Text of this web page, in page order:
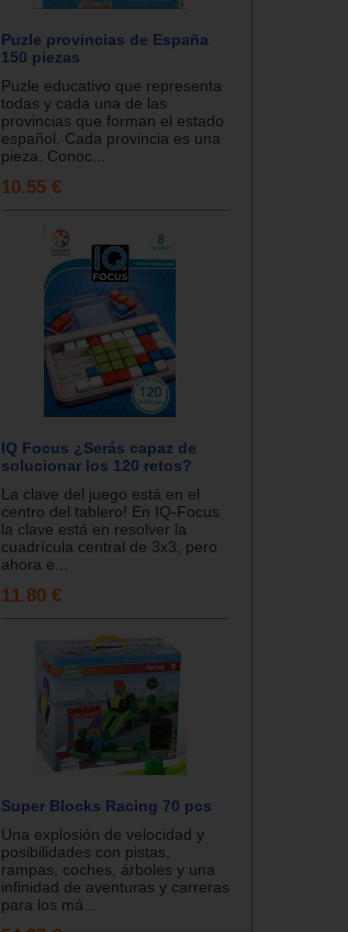
Puzle provincias de España
150 piezas
Puzle educativo que representa
todas y cada una de las
provincias que forman el estado
español. Cada provincia es una
pieza. Conoc...
10.55 €
IQ Focus ¿Serás capaz de
solucionar los 120 retos?
La clave del juego está en el
centro del tablero! En IQ-Focus
la clave está en resolver la
cuadrícula central de 3x3, pero
ahora e...
11.80 €
Super Blocks Racing 70 pcs
Una explosión de velocidad y
posibilidades con pistas,
rampas, coches, árboles y una
infinidad de aventuras y carreras
para los má...